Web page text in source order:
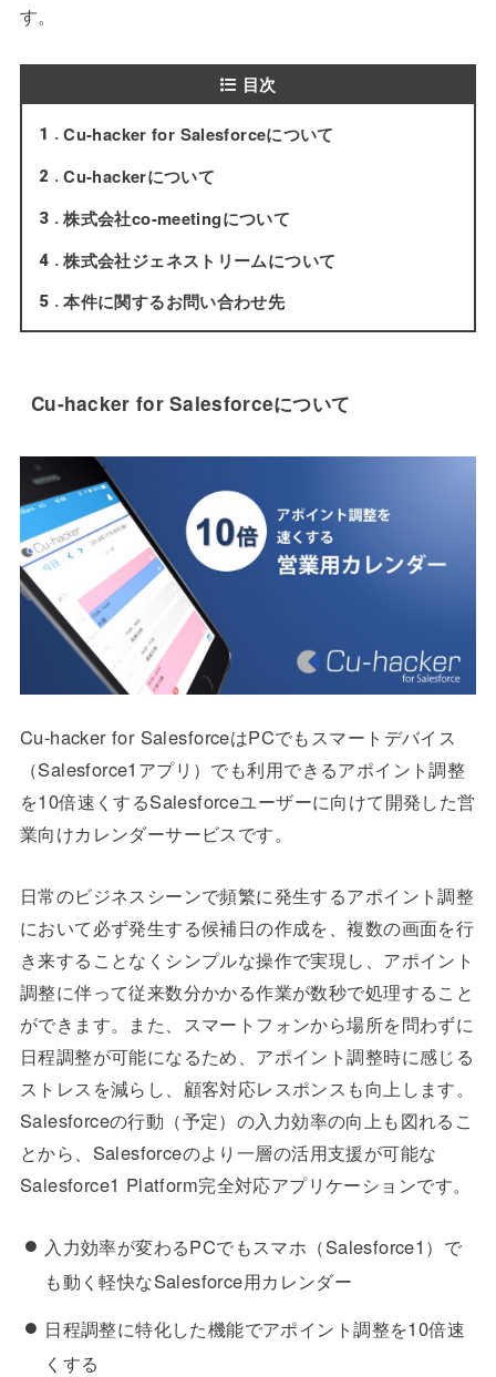
す。
目次
1 Cu-hacker for Salesforceについて
2 Cu-hackerについて
3 株式会社co-meetingについて
4 株式会社ジェネストリームについて
5 本件に関するお問い合わせ先
Cu-hacker for Salesforceについて
Cu-hacker for SalesforceはPCでもスマートデバイス
（Salesforce1アプリ）でも利用できるアポイント調整
を10倍速くするSalesforceユーザーに向けて開発した営
業向けカレンダーサービスです。
日常のビジネスシーンで頻繁に発生するアポイント調整
において必ず発生する候補日の作成を、複数の画面を行
き来することなくシンプルな操作で実現し、アポイント
調整に伴って従来数分かかる作業が数秒で処理すること
ができます。また、スマートフォンから場所を問わずに
日程調整が可能になるため、アポイント調整時に感じる
ストレスを減らし、顧客対応レスポンスも向上します。
Salesforceの行動（予定）の入力効率の向上も図れるこ
とから、Salesforceのより一層の活用支援が可能な
Salesforce1 Platform完全対応アプリケーションです。
入力効率が変わるPCでもスマホ（Salesforce1）で
も動く軽快なSalesforce用カレンダー
日程調整に特化した機能でアポイント調整を10倍速
くする